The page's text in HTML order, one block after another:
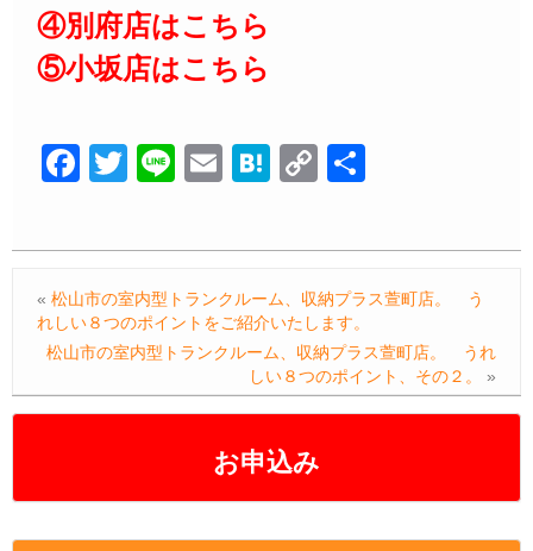
お申込み
④別府店はこちら
⑤小坂店はこちら
F
c
b
o
o
T
tt
Li
e
E
ail
H
e
a
C
p
Li
n
k
« 松山市の室内型トランクルーム、収納プラス萱町店。 う
れしい８つのポイントをご紹介いたします。
松山市の室内型トランクルーム、収納プラス萱町店。 うれ
しい８つのポイント、その２。
»